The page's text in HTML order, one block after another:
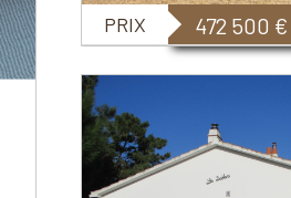
PRIX 472 500 €